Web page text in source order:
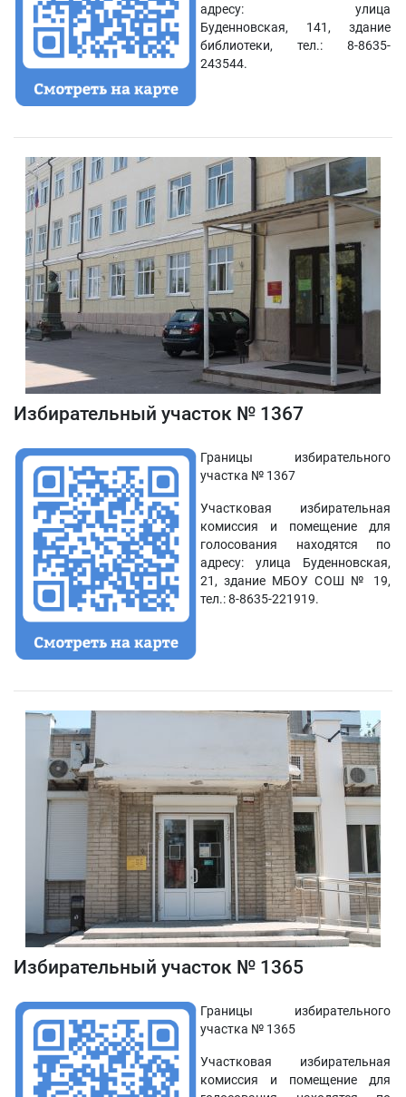
адресу: улица
Буденновская, 141, здание
библиотеки, тел.: 8-8635-
243544.
Избирательный участок № 1367
Границы избирательного
участка № 1367
Участковая избирательная
комиссия и помещение для
голосования находятся по
адресу: улица Буденновская,
21, здание МБОУ СОШ № 19,
тел.: 8-8635-221919.
Избирательный участок № 1365
Границы избирательного
участка № 1365
Участковая избирательная
комиссия и помещение для